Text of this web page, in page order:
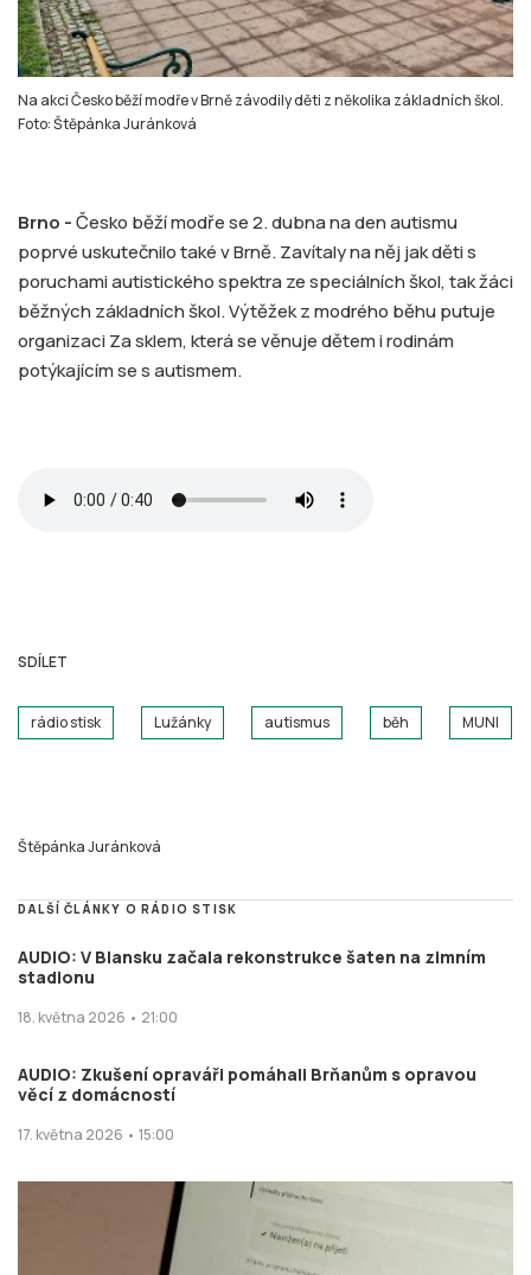
Na akci Česko běží modře v Brně závodily děti z několika základních škol.
Foto: Štěpánka Juránková
Brno -Česko běží modře se 2. dubna na den autismu
poprvé uskutečnilo také v Brně. Zavítaly na něj jak děti s
poruchami autistického spektra ze speciálních škol, tak žáci
běžných základních škol. Výtěžek z modrého běhu putuje
organizaci Za sklem, která se věnuje dětem i rodinám
potýkajícím se s autismem.
SDÍLET
rádio stisk Lužánky autismus běh MUNI
Štěpánka Juránková
DALŠÍ ČLÁNKY O RÁDIO STISK
AUDIO: V Blansku začala rekonstrukce šaten na zimním
stadionu
18. května 2026 • 21:00
AUDIO: Zkušení opraváři pomáhali Brňanům s opravou
věcí z domácností
17. května 2026 • 15:00